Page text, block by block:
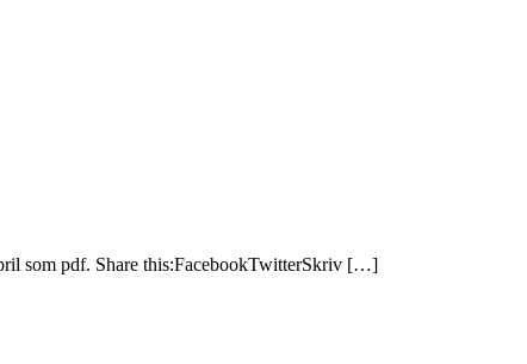
som pdf. Share this:FacebookTwitterSkriv […]